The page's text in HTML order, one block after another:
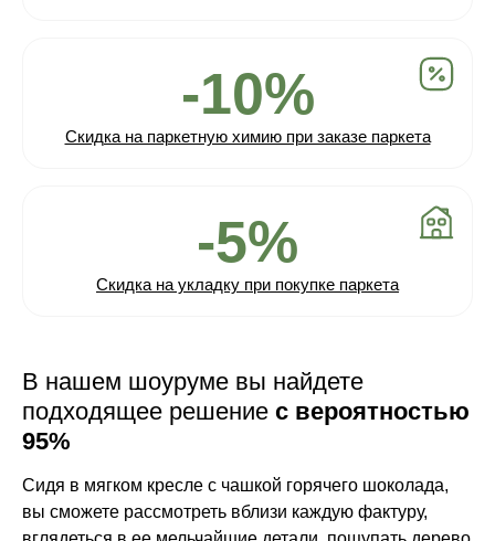
-10%
Скидка на паркетную химию при заказе паркета
-5%
Скидка на укладку при покупке паркета
В нашем шоуруме вы найдете
подходящее решение с вероятностью
95%
Сидя в мягком кресле с чашкой горячего шоколада,
вы сможете рассмотреть вблизи каждую фактуру,